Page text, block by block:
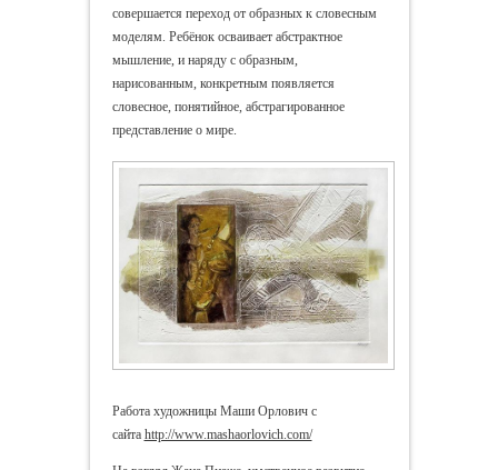
совершается переход от образных к словесным
моделям. Ребёнок осваивает абстрактное
мышление, и наряду с образным,
нарисованным, конкретным появляется
словесное, понятийное, абстрагированное
представление о мире.
Работа художницы Маши Орлович с
сайта http://www.mashaorlovich.com/